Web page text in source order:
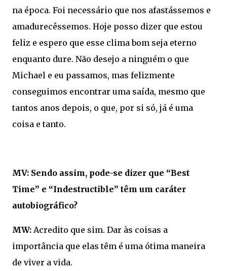
na época. Foi necessário que nos afastássemos e
amadurecêssemos. Hoje posso dizer que estou
feliz e espero que esse clima bom seja eterno
enquanto dure. Não desejo a ninguém o que
Michael e eu passamos, mas felizmente
conseguimos encontrar uma saída, mesmo que
tantos anos depois, o que, por si só, já é uma
coisa e tanto.
MV: Sendo assim, pode-se dizer que “Best
Time” e “Indestructible” têm um caráter
autobiográfico?
MW: Acredito que sim. Dar às coisas a
importância que elas têm é uma ótima maneira
de viver a vida.